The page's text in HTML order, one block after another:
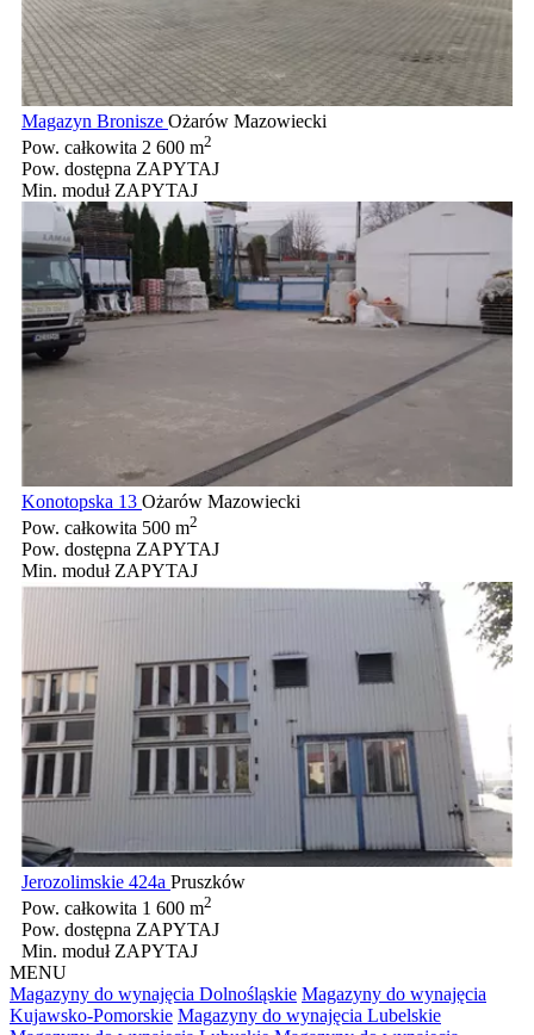
Magazyn Bronisze Ożarów Mazowiecki
Pow. całkowita 2 600 m2
Pow. dostępna ZAPYTAJ
Min. moduł ZAPYTAJ
Konotopska 13 Ożarów Mazowiecki
Pow. całkowita 500 m2
Pow. dostępna ZAPYTAJ
Min. moduł ZAPYTAJ
Jerozolimskie 424a Pruszków
Pow. całkowita 1 600 m2
Pow. dostępna ZAPYTAJ
Min. moduł ZAPYTAJ
MENU
Magazyny do wynajęcia Dolnośląskie Magazyny do wynajęcia
Kujawsko-Pomorskie Magazyny do wynajęcia Lubelskie